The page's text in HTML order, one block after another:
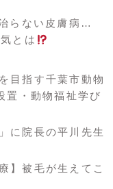
らない皮膚病…
とは
目指す千葉市動物
置・動物福祉学び
に院長の平川先生
】被毛が生えてこ